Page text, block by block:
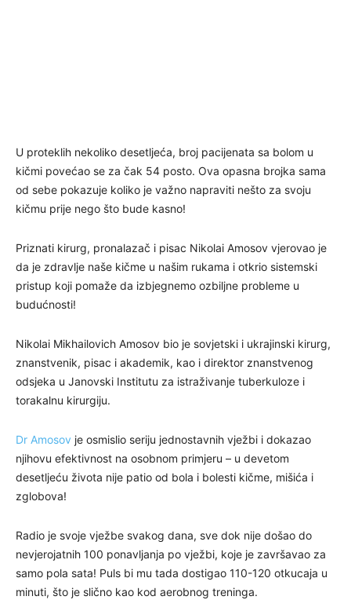
U proteklih nekoliko desetljeća, broj pacijenata sa bolom u
kičmi povećao se za čak 54 posto. Ova opasna brojka sama
od sebe pokazuje koliko je važno napraviti nešto za svoju
kičmu prije nego što bude kasno!
Priznati kirurg, pronalazač i pisac Nikolai Amosov vjerovao je
da je zdravlje naše kičme u našim rukama i otkrio sistemski
pristup koji pomaže da izbjegnemo ozbiljne probleme u
budućnosti!
Nikolai Mikhailovich Amosov bio je sovjetski i ukrajinski kirurg,
znanstvenik, pisac i akademik, kao i direktor znanstvenog
odsjeka u Janovski Institutu za istraživanje tuberkuloze i
torakalnu kirurgiju.
Dr Amosov je osmislio seriju jednostavnih vježbi i dokazao
njihovu efektivnost na osobnom primjeru – u devetom
desetljeću života nije patio od bola i bolesti kičme, mišića i
zglobova!
Radio je svoje vježbe svakog dana, sve dok nije došao do
nevjerojatnih 100 ponavljanja po vježbi, koje je završavao za
samo pola sata! Puls bi mu tada dostigao 110-120 otkucaja u
minuti, što je slično kao kod aerobnog treninga.